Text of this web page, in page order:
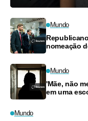
Mundo
nomeação
Mundo
'Mãe, não
em uma
Mundo